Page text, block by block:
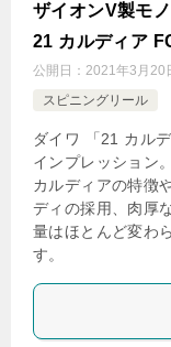
ザイオンV製モ
21 カルディア
公開日： 2021年3月20
スピニングリール
ダイワ 「21 カル
インプレッション
カルディアの特徴
ディの採用、肉厚
量はほとんど変わ
す。